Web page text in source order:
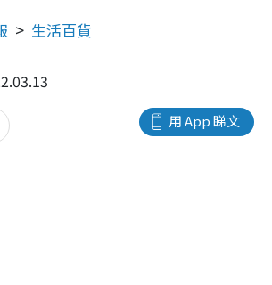
生活百貨
用 App 睇文